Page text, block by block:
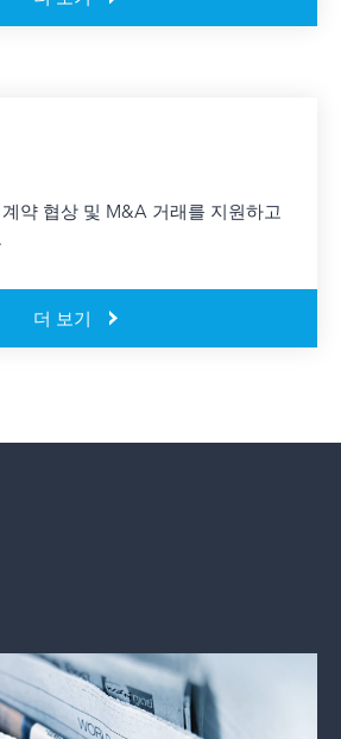
약 협상 및 M&A 거래를 지원하고
더 보기